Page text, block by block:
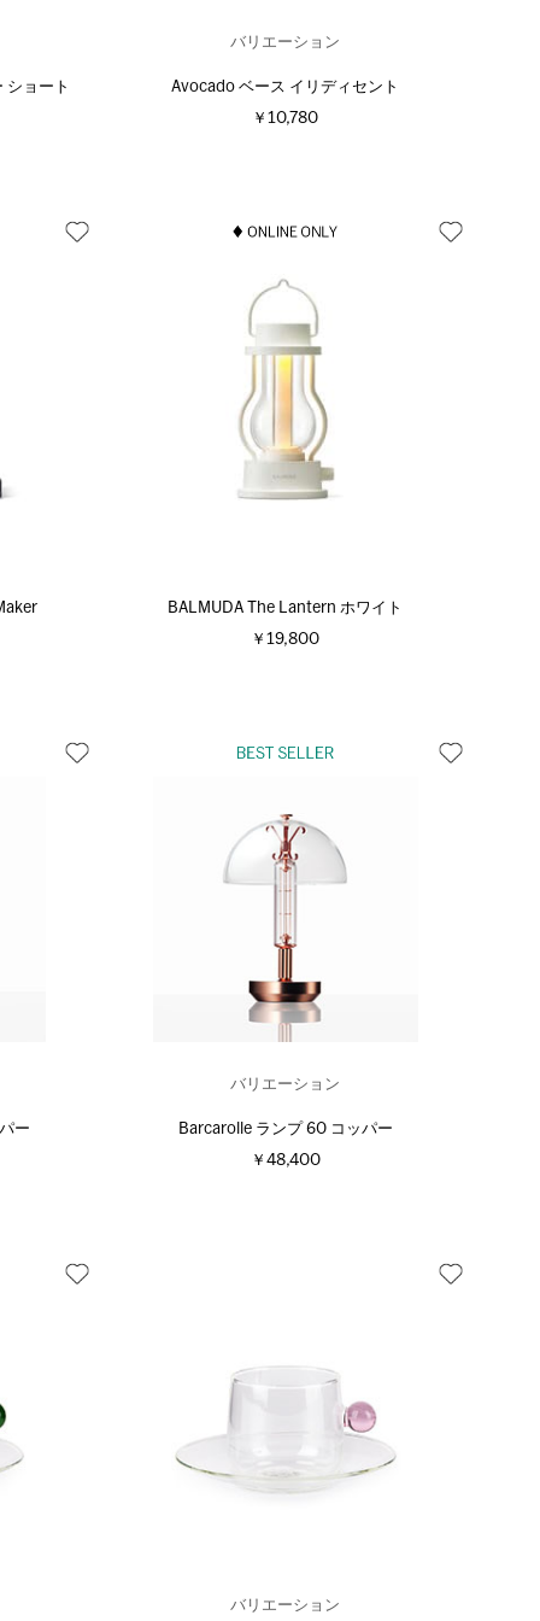
ショート
バリエーション
Avocado ベース イリディセント
￥10,780
BALMUDA The Lantern ホワイト
￥19,800
ー
バリエーション
Barcarolle ランプ 60 コッパー
￥48,400
バリエーション